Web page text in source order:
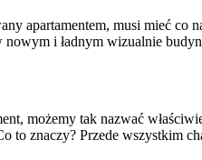
apartamentem, musi mieć
i ładnym wizualnie
możemy tak nazwać
to znaczy? Przede wszystkim